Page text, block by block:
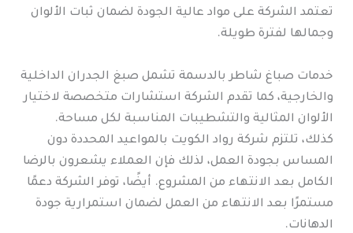
تعتمد الشركة على مواد عالية الجودة لضمان ثبات الألوان
وجمالها لفترة طويلة.
خدمات صباغ شاطر بالدسمة تشمل صبغ الجدران الداخلية
والخارجية، كما تقدم الشركة استشارات متخصصة لاختيار
الألوان المثالية والتشطيبات المناسبة لكل مساحة.
كذلك، تلتزم شركة رواد الكويت بالمواعيد المحددة دون
المساس بجودة العمل، لذلك فإن العملاء يشعرون بالرضا
الكامل بعد الانتهاء من المشروع. أيضًا، توفر الشركة دعمًا
مستمرًا بعد الانتهاء من العمل لضمان استمرارية جودة
الدهانات.